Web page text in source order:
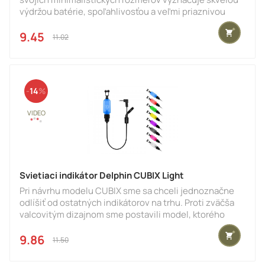
výdržou batérie, spoľahlivosťou a veľmi priaznivou
funkčnosťou môže bez problémov rovnať s podstatne
rozmerom disponuje dlhou výdržou. Zapína, resp.
vypína sa podržaním tla
9.45 €11.02 €
14
Svietiaci indikátor Delphin CUBIX Light
Pri návrhu modelu CUBIX sme sa chceli jednoznačne
odlíšiť od ostatných indikátorov na trhu. Proti zväčša
valcovitým dizajnom sme postavili model, ktorého
tvary sú skôr kubické. Odtiaľ pochádza aj názov CUBIX.
Veríme, že rybárom, ktorým záleží na celkom dizajne
výbavy jednoznačne učaruje svojim vizuálom, ale aj
9.86 €11.50 €